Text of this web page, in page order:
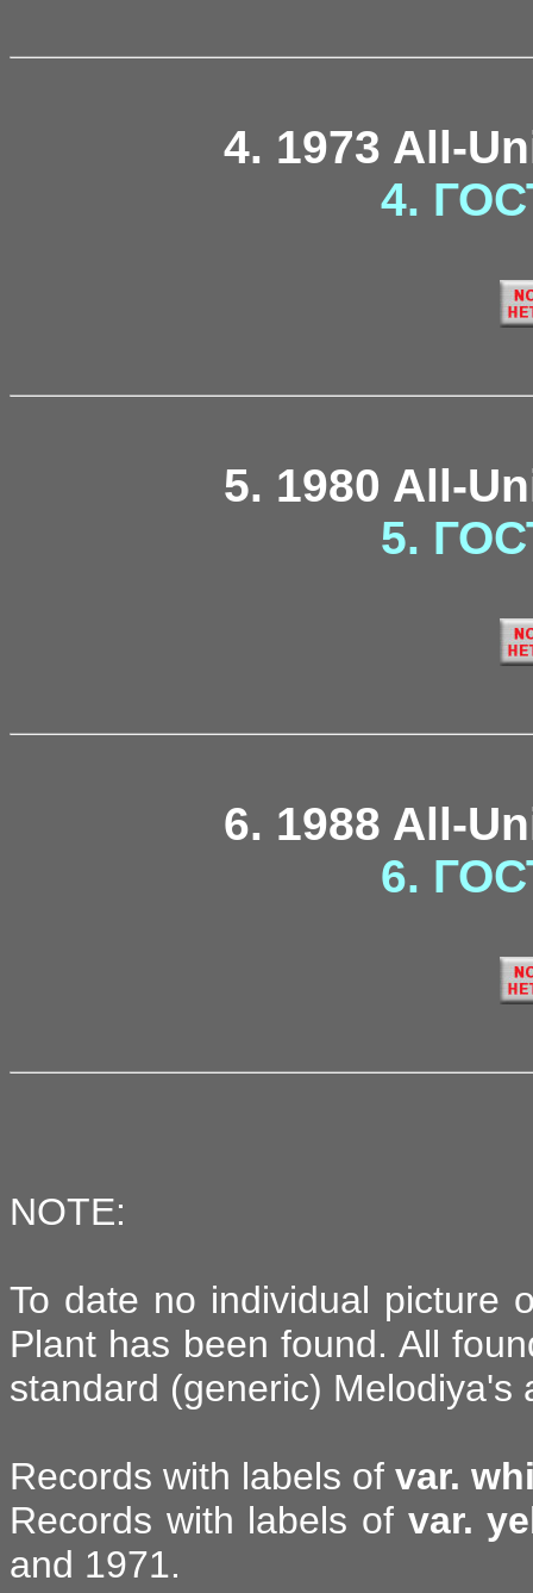
4. 1973 All-
4.
5. 1980 All-
5.
6. 1988 All-
6.
NOTE:
To date no individual picture
Plant has been found. All
standard (generic) Melodiya's
Records with labels of var.
Records with labels of var.
and 1971.